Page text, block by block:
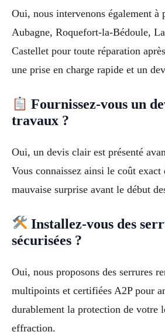
Oui, nous intervenons également à
Aubagne, Roquefort-la-Bédoule,
Castellet pour toute réparation
une prise en charge rapide et un
Fournissez-vous un
travaux ?
Oui, un devis clair est présenté
Vous connaissez ainsi le coût exact
mauvaise surprise avant le début
Installez-vous des
sécurisées ?
Oui, nous proposons des serrures
multipoints et certifiées A2P pour
durablement la protection de votre
effraction.